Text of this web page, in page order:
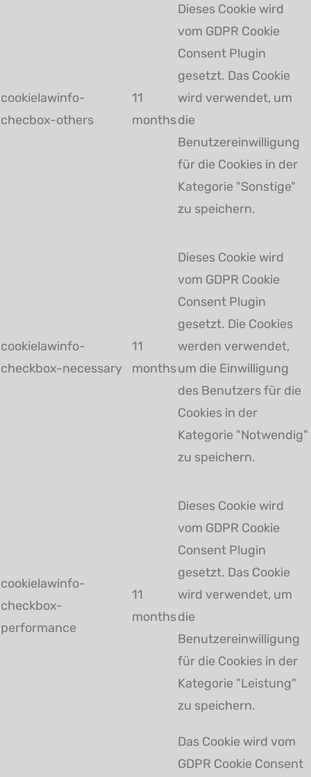
cookielawinfo-
checbox-others
11
months
Dieses Cookie wird
vom GDPR Cookie
Consent Plugin
gesetzt. Das Cookie
wird verwendet, um
die
Benutzereinwilligung
für die Cookies in der
Kategorie "Sonstige"
zu speichern.
cookielawinfo-
checkbox-necessary
11
months
Dieses Cookie wird
vom GDPR Cookie
Consent Plugin
gesetzt. Die Cookies
werden verwendet,
um die Einwilligung
des Benutzers für die
Cookies in der
Kategorie "Notwendig"
zu speichern.
cookielawinfo-
checkbox-
performance
11
months
Dieses Cookie wird
vom GDPR Cookie
Consent Plugin
gesetzt. Das Cookie
wird verwendet, um
die
Benutzereinwilligung
für die Cookies in der
Kategorie "Leistung"
zu speichern.
Das Cookie wird vom
GDPR Cookie Consent